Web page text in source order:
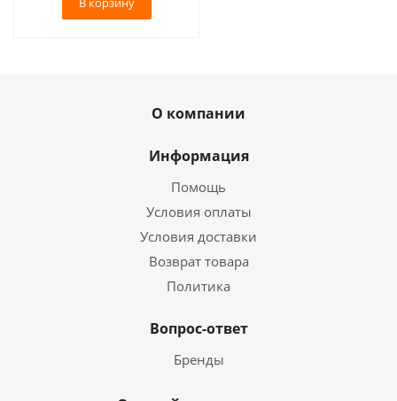
О компании
Информация
Помощь
Условия оплаты
Условия доставки
Возврат товара
Политика
Вопрос-ответ
Бренды